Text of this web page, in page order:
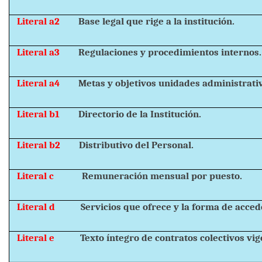
Literal a2 Base legal que rige a la institución.
Literal a3 Regulaciones y procedimientos internos.
Literal a4 Metas y objetivos unidades
Literal b1 Directorio de la Institución.
Literal b2 Distributivo del Personal.
Literal c Remuneración mensual por puesto.
Literal d Servicios que ofrece y la forma de
Literal e Texto íntegro de contratos colectivos